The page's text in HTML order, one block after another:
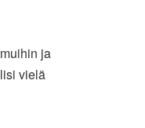
ja
vielä